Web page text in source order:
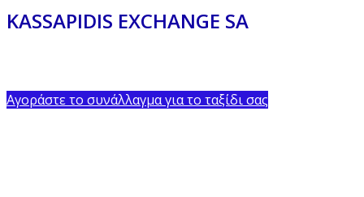
KASSAPIDIS EXCHANGE SA
Aγοράστε το συνάλλαγμα για το ταξίδι σας